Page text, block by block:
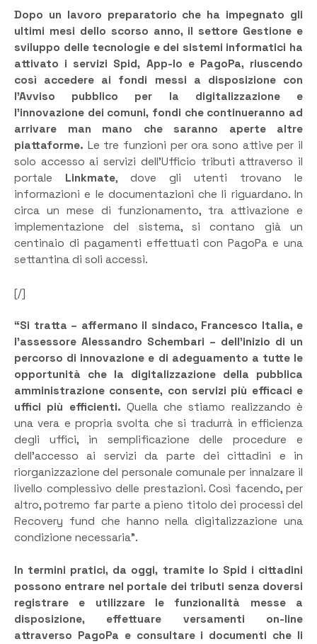
Dopo un lavoro preparatorio che ha impegnato gli
ultimi mesi dello scorso anno, il settore Gestione e
sviluppo delle tecnologie e dei sistemi informatici ha
attivato i servizi Spid, App-Io e PagoPa, riuscendo
così accedere ai fondi messi a disposizione con
l’Avviso pubblico per la digitalizzazione e
l’innovazione dei comuni, fondi che continueranno ad
arrivare man mano che saranno aperte altre
piattaforme. Le tre funzioni per ora sono attive per il
solo accesso ai servizi dell’Ufficio tributi attraverso il
portale Linkmate, dove gli utenti trovano le
informazioni e le documentazioni che li riguardano. In
circa un mese di funzionamento, tra attivazione e
implementazione del sistema, si contano già un
centinaio di pagamenti effettuati con PagoPa e una
settantina di soli accessi.
[/]
“Si tratta – affermano il sindaco, Francesco Italia, e
l’assessore Alessandro Schembari – dell’inizio di un
percorso di innovazione e di adeguamento a tutte le
opportunità che la digitalizzazione della pubblica
amministrazione consente, con servizi più efficaci e
uffici più efficienti. Quella che stiamo realizzando è
una vera e propria svolta che si tradurrà in efficienza
degli uffici, in semplificazione delle procedure e
dell’accesso ai servizi da parte dei cittadini e in
riorganizzazione del personale comunale per innalzare il
livello complessivo delle prestazioni. Così facendo, per
altro, potremo far parte a pieno titolo dei processi del
Recovery fund che hanno nella digitalizzazione una
condizione necessaria”.
In termini pratici, da oggi, tramite lo Spid i cittadini
possono entrare nel portale dei tributi senza doversi
registrare e utilizzare le funzionalità messe a
disposizione, effettuare versamenti on-line
attraverso PagoPa e consultare i documenti che li